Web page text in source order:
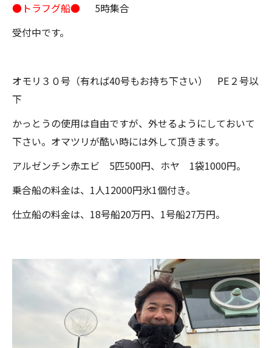
●トラフグ船● 5時集合
受付中です。
オモリ３０号（有れば40号もお持ち下さい） PE２号以
下
かっとうの使用は自由ですが、外せるようにしておいて
下さい。オマツリが酷い時には外して頂きます。
アルゼンチン赤エビ 5匹500円、ホヤ 1袋1000円。
乗合船の料金は、1人12000円氷1個付き。
仕立船の料金は、18号船20万円、1号船27万円。